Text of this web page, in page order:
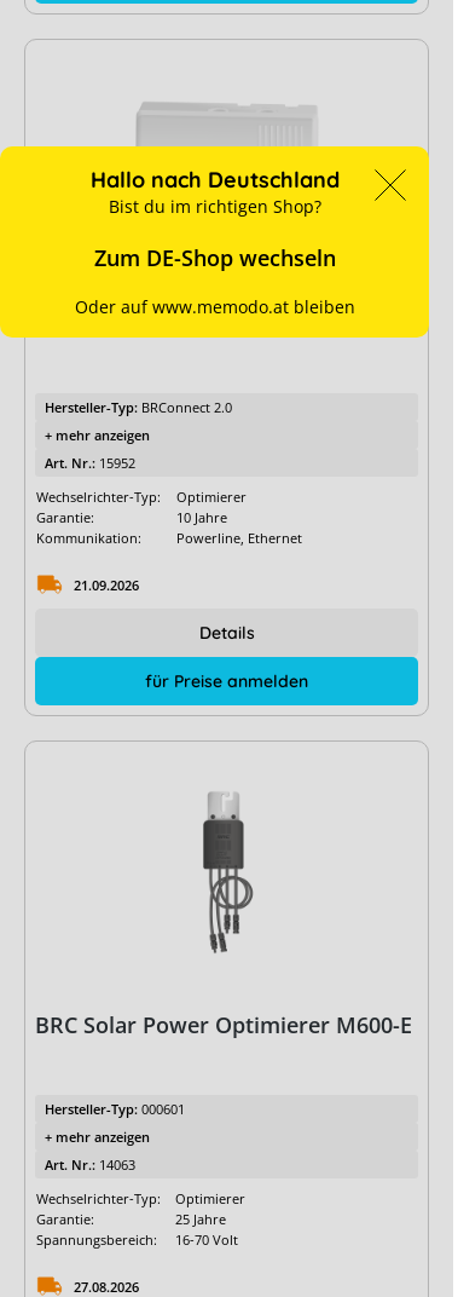
BRC Solar BRConnect 2.0 Gateway
Hersteller-Typ: BRConnect 2.0
+ mehr anzeigen
Art. Nr.: 15952
Wechselrichter-Typ:
Optimierer
Garantie:
10 Jahre
Kommunikation:
Powerline, Ethernet
21.09.2026
für Preise anmelden
Details
BRC Solar Power Optimierer M600-E
Hersteller-Typ: 000601
+ mehr anzeigen
Art. Nr.: 14063
Wechselrichter-Typ:
Optimierer
Garantie:
25 Jahre
Spannungsbereich:
16-70 Volt
27.08.2026
Hallo nach Deutschland
Bist du im richtigen Shop?
Zum DE-Shop wechseln
Oder auf www.memodo.at bleiben